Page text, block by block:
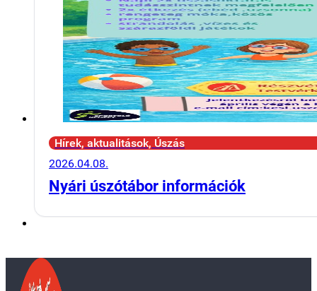
Hírek, aktualitások, Úszás
2026.04.08.
Nyári úszótábor információk